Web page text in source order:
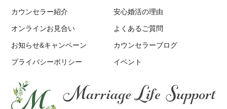
カウンセラー紹介 安心婚活の理由
オンラインお見合い よくあるご質問
お知らせ&キャンペーン カウンセラーブログ
プライバシーポリシー イベント